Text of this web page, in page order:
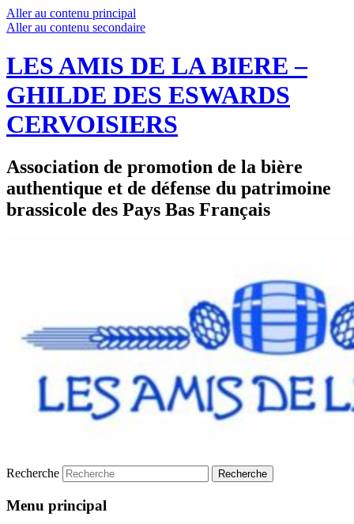
Aller au contenu principal
Aller au contenu secondaire
LES AMIS DE LA BIERE –
GHILDE DES ESWARDS
CERVOISIERS
Association de promotion de la bière
authentique et de défense du patrimoine
brassicole des Pays Bas Français
Recherche
Menu principal